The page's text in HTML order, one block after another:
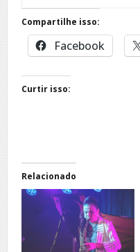
Compartilhe isso:
Facebook
Curtir isso:
Relacionado